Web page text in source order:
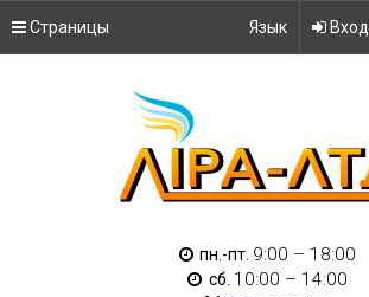
Страницы Язык Вход
пн.-пт. 9:00 – 18:00
сб. 10:00 – 14:00